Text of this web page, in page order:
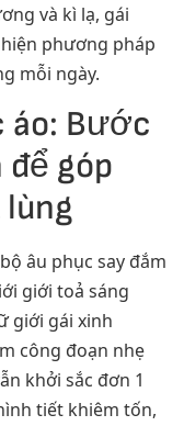
và kì lạ, gái
phương pháp
mỗi ngày.
áo: Bước
góp
âu phục say đắm
giới toả sáng
giới gái xinh
công đoạn nhẹ
khởi sắc đơn 1
tiết khiêm tốn,